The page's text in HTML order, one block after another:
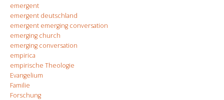
emergent
emergent deutschland
emergent emerging conversation
emerging church
emerging conversation
empirica
empirische Theologie
Evangelium
Familie
Forschung